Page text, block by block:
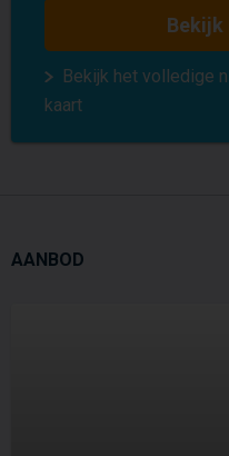
Bekijk
Bekijk het volledige
kaart
AANBOD